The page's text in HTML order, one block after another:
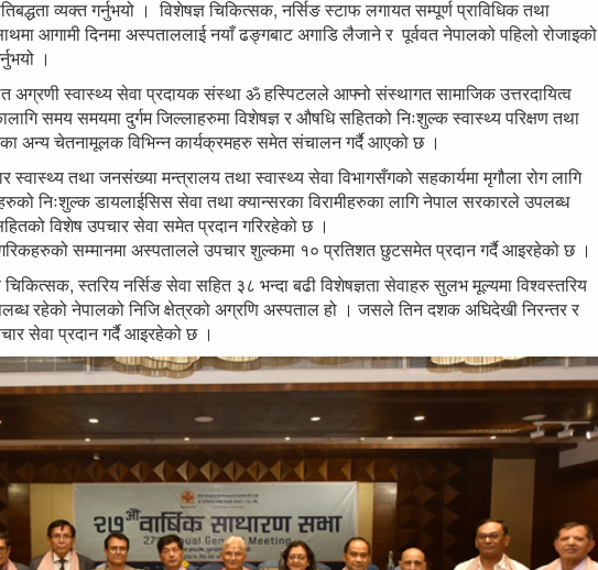
व्यक्त गर्नुभयो । विशेषज्ञ चिकित्सक, नर्सिङ स्टाफ लगायत सम्पूर्ण प्राविधिक तथा
आगामी दिनमा अस्पताललाई नयाँ ढङ्गबाट अगाडि लैजाने र पूर्ववत नेपालको पहिलो रोजाइको
।
अग्रणी स्वास्थ्य सेवा प्रदायक संस्था ॐ हस्पिटलले आफ्नो संस्थागत सामाजिक उत्तरदायित्व
समय समयमा दुर्गम जिल्लाहरुमा विशेषज्ञ र औषधि सहितको निःशुल्क स्वास्थ्य परिक्षण तथा
अन्य चेतनामूलक विभिन्न कार्यक्रमहरु समेत संचालन गर्दै आएको छ ।
स्वास्थ्य तथा जनसंख्या मन्त्रालय तथा स्वास्थ्य सेवा विभागसँगको सहकार्यमा मृगौला रोग लागि
निःशुल्क डायलाईसिस सेवा तथा क्यान्सरका विरामीहरुका लागि नेपाल सरकारले उपलब्ध
विशेष उपचार सेवा समेत प्रदान गरिरहेको छ ।
सम्मानमा अस्पतालले उपचार शुल्कमा १० प्रतिशत छुटसमेत प्रदान गर्दै आइरहेको छ ।
स्तरिय नर्सिङ सेवा सहित ३८ भन्दा बढी विशेषज्ञता सेवाहरु सुलभ मूल्यमा विश्वस्तरिय
रहेको नेपालको निजि क्षेत्रको अग्रणि अस्पताल हो । जसले तिन दशक अघिदेखी निरन्तर र
सेवा प्रदान गर्दै आइरहेको छ ।